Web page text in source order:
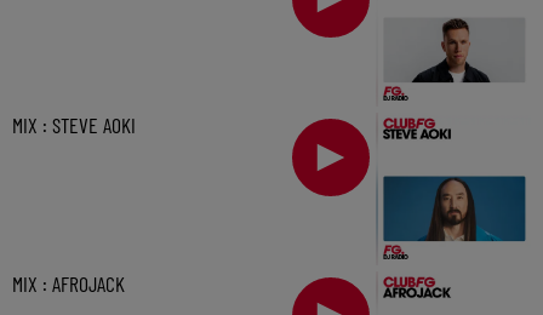
MIX : STEVE AOKI
MIX : AFROJACK